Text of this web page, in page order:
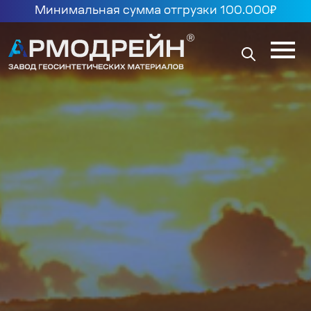
Минимальная сумма отгрузки 100.000₽